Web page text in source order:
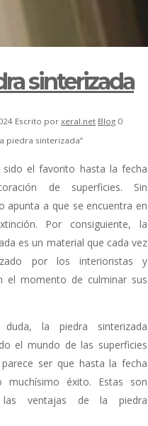
sinterizada
Escrito por xeral.net Blog 0
piedra sinterizada”
el favorito hasta la fecha
de superficies. Sin
apunta a que se encuentra en
Por consiguiente, la
es un material que cada vez
por los interioristas y
el momento de culminar sus
la piedra sinterizada
el mundo de las superficies
ser que hasta la fecha
muchísimo éxito. Estas son
las ventajas de la piedra